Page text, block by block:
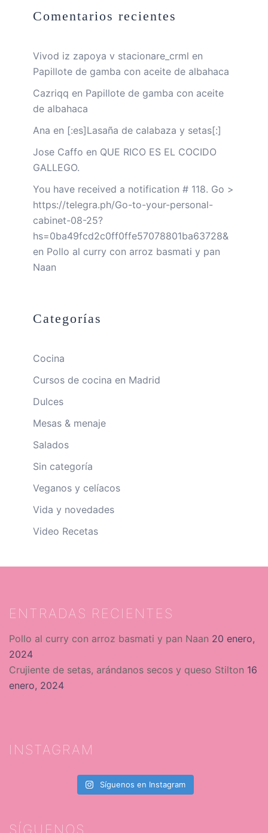
Comentarios recientes
Vivod iz zapoya v stacionare_crml en
Papillote de gamba con aceite de albahaca
Cazriqq en Papillote de gamba con aceite
de albahaca
Ana en [:es]Lasaña de calabaza y setas[:]
Jose Caffo en QUE RICO ES EL COCIDO
GALLEGO.
You have received a notification # 118. Go >
https://telegra.ph/Go-to-your-personal-
cabinet-08-25?
hs=0ba49fcd2c0ff0ffe57078801ba63728&
en Pollo al curry con arroz basmati y pan
Naan
Categorías
Cocina
Cursos de cocina en Madrid
Dulces
Mesas & menaje
Salados
Sin categoría
Veganos y celíacos
Vida y novedades
Video Recetas
ENTRADAS RECIENTES
Pollo al curry con arroz basmati y pan Naan 20 enero,
2024
Crujiente de setas, arándanos secos y queso Stilton 16
enero, 2024
INSTAGRAM
Síguenos en Instagram
SÍGUENOS